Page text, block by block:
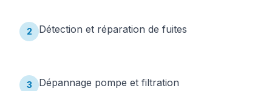
2 Détection et réparation de fuites
3 Dépannage pompe et filtration